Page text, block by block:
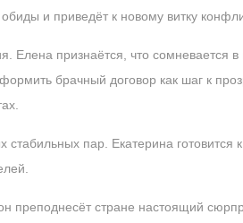
и приведёт к новому витку
признаётся, что сомневается в
брачный договор как шаг к
стабильных пар. Екатерина
преподнесёт стране настоящий